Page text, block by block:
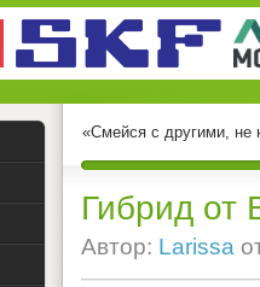
«Смейся с другими, не
Гибрид от
Автор: Larissa